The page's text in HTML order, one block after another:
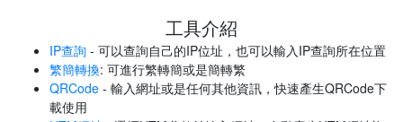
工具介紹
IP查詢 - 可以查詢自己的IP位址，也可以輸入IP查詢所在位置
繁簡轉換: 可進行繁轉簡或是簡轉繁
QRCode - 輸入網址或是任何其他資訊，快速產生QRCode下
載使用